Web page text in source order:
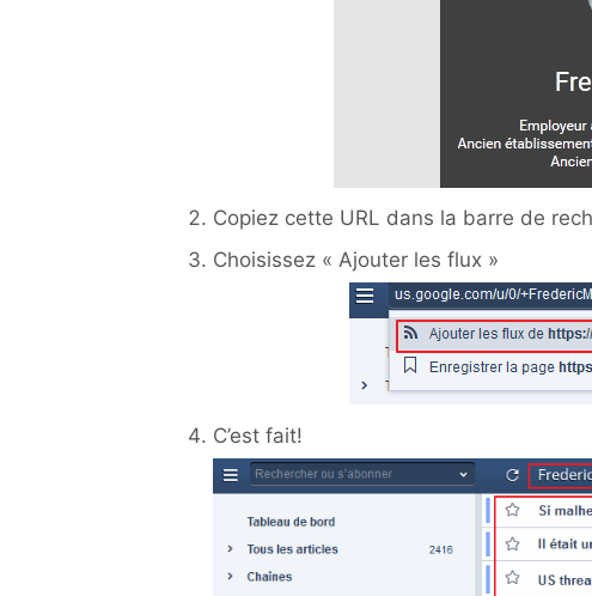
Copiez cette URL dans la barre de
Choisissez « Ajouter les flux »
C’est fait!